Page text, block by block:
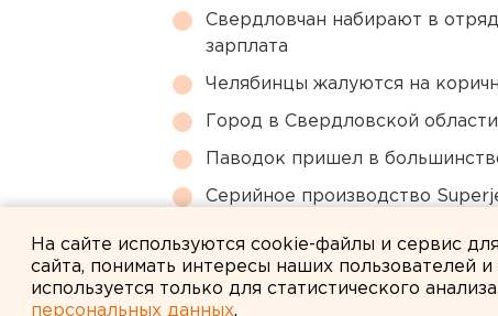
Свердловчан набирают в
зарплата
Челябинцы жалуются на
Город в Свердловской
Паводок пришел в
Серийное производство
На сайте используются cookie-файлы и сервис
сайта, понимать интересы наших пользователей
используется только для статистического
персональных данных.